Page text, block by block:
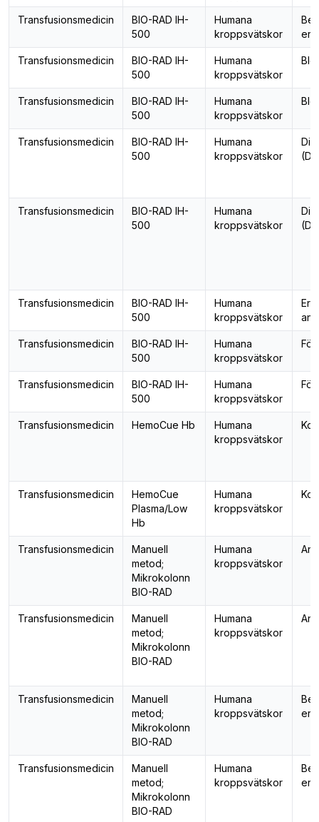
Transfusionsmedicin
BIO-RAD IH-
500
Humana
kroppsvätskor
Transfusionsmedicin
BIO-RAD IH-
500
Humana
kroppsvätskor
Transfusionsmedicin
BIO-RAD IH-
500
Humana
kroppsvätskor
Transfusionsmedicin
BIO-RAD IH-
500
Humana
kroppsvätskor
Transfusionsmedicin
BIO-RAD IH-
500
Humana
kroppsvätskor
Transfusionsmedicin
BIO-RAD IH-
500
Humana
kroppsvätskor
Transfusionsmedicin
BIO-RAD IH-
500
Humana
kroppsvätskor
Transfusionsmedicin
BIO-RAD IH-
500
Humana
kroppsvätskor
Transfusionsmedicin HemoCue Hb
Humana
kroppsvätskor
Transfusionsmedicin
HemoCue
Plasma/Low
Hb
Humana
kroppsvätskor
Transfusionsmedicin
Manuell
metod;
Mikrokolonn
BIO-RAD
Humana
kroppsvätskor
Transfusionsmedicin
Manuell
metod;
Mikrokolonn
BIO-RAD
Humana
kroppsvätskor
Transfusionsmedicin
Manuell
metod;
Mikrokolonn
BIO-RAD
Humana
kroppsvätskor
Transfusionsmedicin
Manuell
metod;
Mikrokolonn
BIO-RAD
Humana
kroppsvätskor